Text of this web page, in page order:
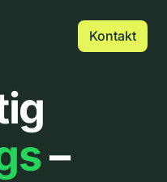
Kontakt
–